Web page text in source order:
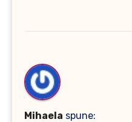
Mihaela spune: